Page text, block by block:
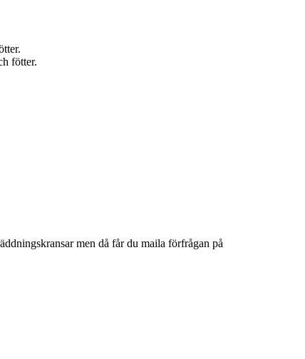
fötter.
men då får du maila förfrågan på